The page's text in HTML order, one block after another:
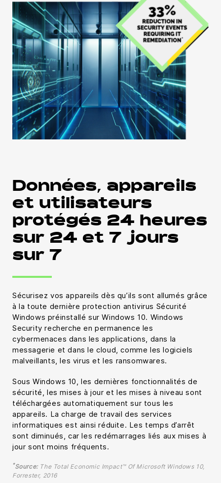
Données, appareils
et utilisateurs
protégés 24 heures
sur 24 et 7 jours
sur 7
Sécurisez vos appareils dès qu’ils sont allumés grâce
à la toute dernière protection antivirus Sécurité
Windows préinstallé sur Windows 10. Windows
Security recherche en permanence les
cybermenaces dans les applications, dans la
messagerie et dans le cloud, comme les logiciels
malveillants, les virus et les ransomwares.
Sous Windows 10, les dernières fonctionnalités de
sécurité, les mises à jour et les mises à niveau sont
téléchargées automatiquement sur tous les
appareils. La charge de travail des services
informatiques est ainsi réduite. Les temps d’arrêt
sont diminués, car les redémarrages liés aux mises à
jour sont moins fréquents.
*Source:The Total Economic Impact™ Of Microsoft Windows 10,
Forrester, 2016